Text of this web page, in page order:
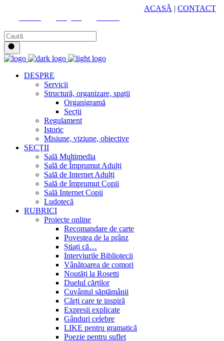
ACASĂ | CONTACT
DESPRE
Servicii
Structură, organizare, spații
Organigramă
Secții
Regulament
Istoric
Misiune, viziune, obiective
SECȚII
Sală Multimedia
Sală de Împrumut Adulți
Sală de Internet Adulți
Sală de împrumut Copii
Sală Internet Copii
Ludotecă
RUBRICI
Proiecte online
Recomandare de carte
Povestea de la prânz
Știați că…
Interviurile Bibliotecii
Vânătoarea de comori
Noutăți la Rosetti
Duelul cărților
Cuvântul săptămânii
Cărți care te inspiră
Expresii explicate
Gânduri celebre
LIKE pentru gramatică
Poezie pentru suflet